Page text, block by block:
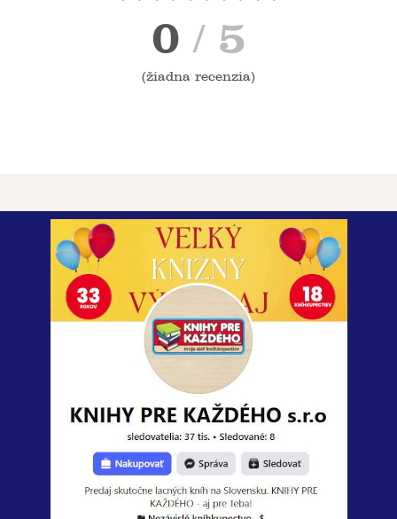
0 / 5
(žiadna recenzia)